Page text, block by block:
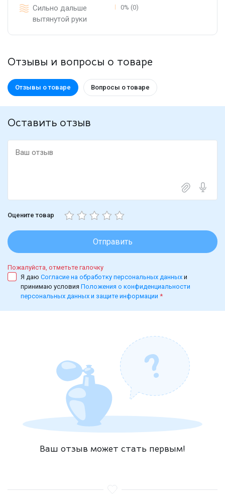
Сильно дальше
вытянутой руки
0% (0)
Отзывы и вопросы о товаре
Отзывы о товаре Вопросы о товаре
Оставить отзыв
Оцените товар
Отправить
Пожалуйста, отметьте галочку
Я даю Согласие на обработку персональных данных и
принимаю условия Положения о конфиденциальности
персональных данных и защите информации *
Ваш отзыв может стать первым!